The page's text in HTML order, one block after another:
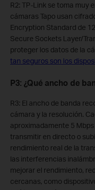
R2: TP-Link se toma muy
cámaras Tapo usan
Encryption Standard de
Secure Sockets Layer/
proteger los datos de la
tan seguros son los
P3: ¿Qué ancho de
R3: El ancho de banda
cámara y la resolución.
aproximadamente 5
transmitir en directo o
rendimiento real de la
las interferencias
mejorar el rendimiento,
cercanas, como